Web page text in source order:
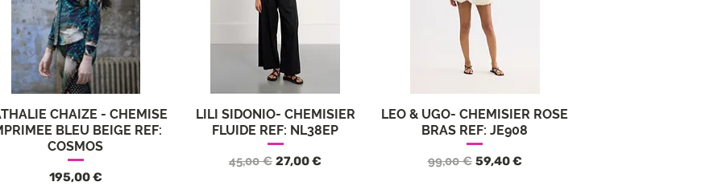
Aperçu rapide
CHAIZE - CHEMISE
BLEU BEIGE REF:
COSMOS
Prix
195,00 €
Aperçu rapide
LILI SIDONIO- CHEMISIER
FLUIDE REF: NL38EP
Prix original
45,00 € Prix promotionnel
27,00 €
Aperçu rapide
LEO & UGO- CHEMISIER ROSE
BRAS REF: JE908
Prix original
99,00 € Prix promotionnel
59,40 €